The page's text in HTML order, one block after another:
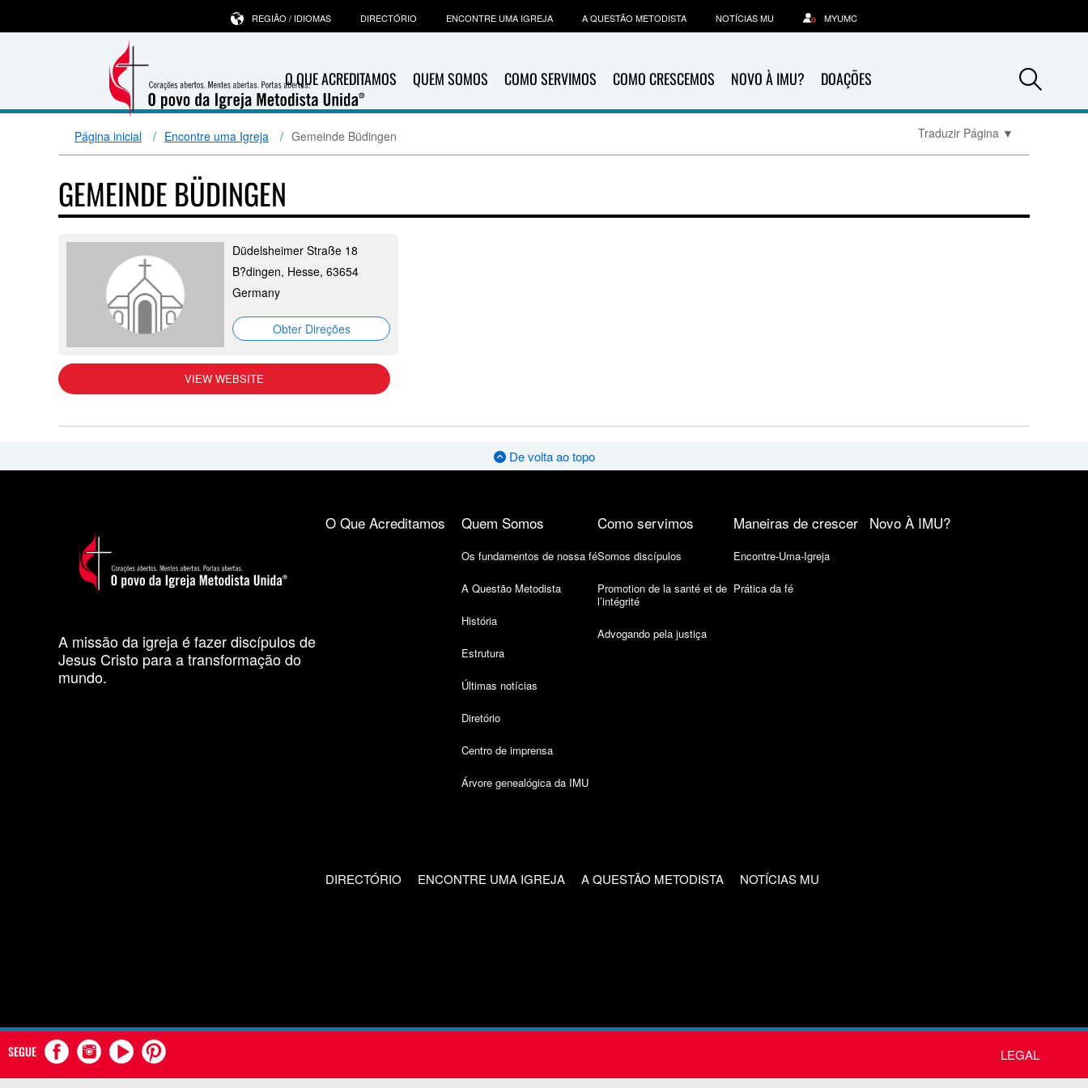
O QUE ACREDITAMOS QUEM SOMOS COMO SERVIMOS COMO CRESCEMOS NOVO À IMU? DOAÇÕES
REGIÃO / IDIOMAS DIRECTÓRIO ENCONTRE UMA IGREJA A QUESTÃO METODISTA NOTÍCIAS MU MYUMC
Página inicial Encontre uma Igreja Gemeinde Büdingen Traduzir Página ▼
GEMEINDE BÜDINGEN
Düdelsheimer Straße 18
B?dingen, Hesse, 63654
Germany
Obter Direções
VIEW WEBSITE
De volta ao topo
A missão da igreja é fazer discípulos de
Jesus Cristo para a transformação do
mundo.
O Que Acreditamos Quem Somos
Os fundamentos de nossa fé
A Questão Metodista
História
Estrutura
Últimas notícias
Diretório
Centro de imprensa
Árvore genealógica da IMU
Como servimos
Somos discípulos
Promotion de la santé et de
l’intégrité
Advogando pela justiça
Maneiras de crescer
Encontre-Uma-Igreja
Prática da fé
Novo À IMU?
DIRECTÓRIO ENCONTRE UMA IGREJA A QUESTÃO METODISTA NOTÍCIAS MU
SEGUE LEGAL